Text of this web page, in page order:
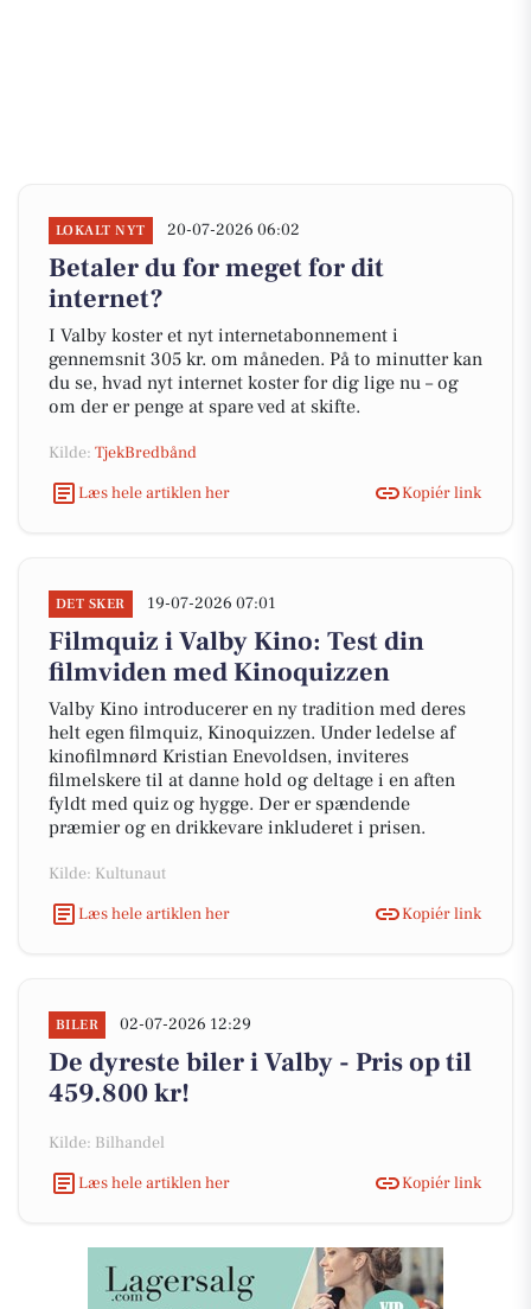
LOKALT NYT 20-07-2026 06:02
Betaler du for meget for dit
internet?
I Valby koster et nyt internetabonnement i
gennemsnit 305 kr. om måneden. På to minutter kan
du se, hvad nyt internet koster for dig lige nu – og
om der er penge at spare ved at skifte.
Kilde: TjekBredbånd
Læs hele artiklen her
Kopiér link
DET SKER 19-07-2026 07:01
Filmquiz i Valby Kino: Test din
filmviden med Kinoquizzen
Valby Kino introducerer en ny tradition med deres
helt egen filmquiz, Kinoquizzen. Under ledelse af
kinofilmnørd Kristian Enevoldsen, inviteres
filmelskere til at danne hold og deltage i en aften
fyldt med quiz og hygge. Der er spændende
præmier og en drikkevare inkluderet i prisen.
Kilde: Kultunaut
Læs hele artiklen her
Kopiér link
BILER 02-07-2026 12:29
De dyreste biler i Valby - Pris op til
459.800 kr!
Kilde: Bilhandel
Læs hele artiklen her
Kopiér link